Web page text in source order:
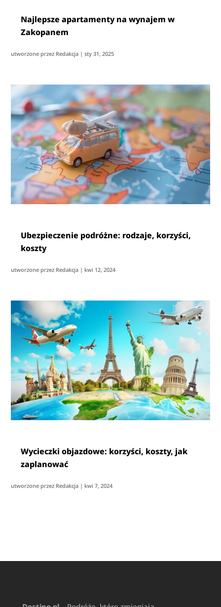
Najlepsze apartamenty na wynajem w
Zakopanem
utworzone przez Redakcja |sty 31, 2025
Ubezpieczenie podróżne: rodzaje, korzyści,
koszty
utworzone przez Redakcja | kwi 12, 2024
Wycieczki objazdowe: korzyści, koszty, jak
zaplanować
utworzone przez Redakcja | kwi 7, 2024